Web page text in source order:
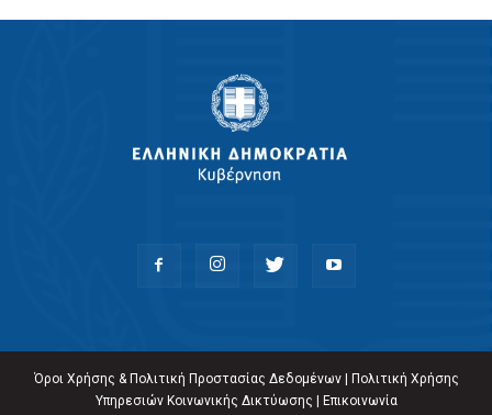
Όροι Χρήσης & Πολιτική Προστασίας Δεδομένων|
Πολιτική Χρήσης
Υπηρεσιών Κοινωνικής Δικτύωσης
Επικοινωνία